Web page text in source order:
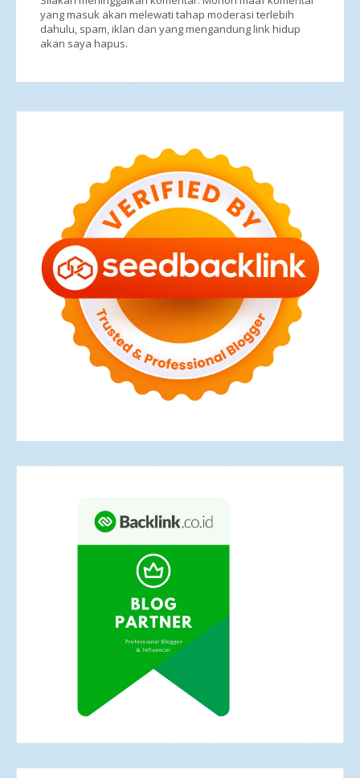
yang masuk akan melewati tahap moderasi terlebih
dahulu, spam, iklan dan yang mengandung link hidup
akan saya hapus.